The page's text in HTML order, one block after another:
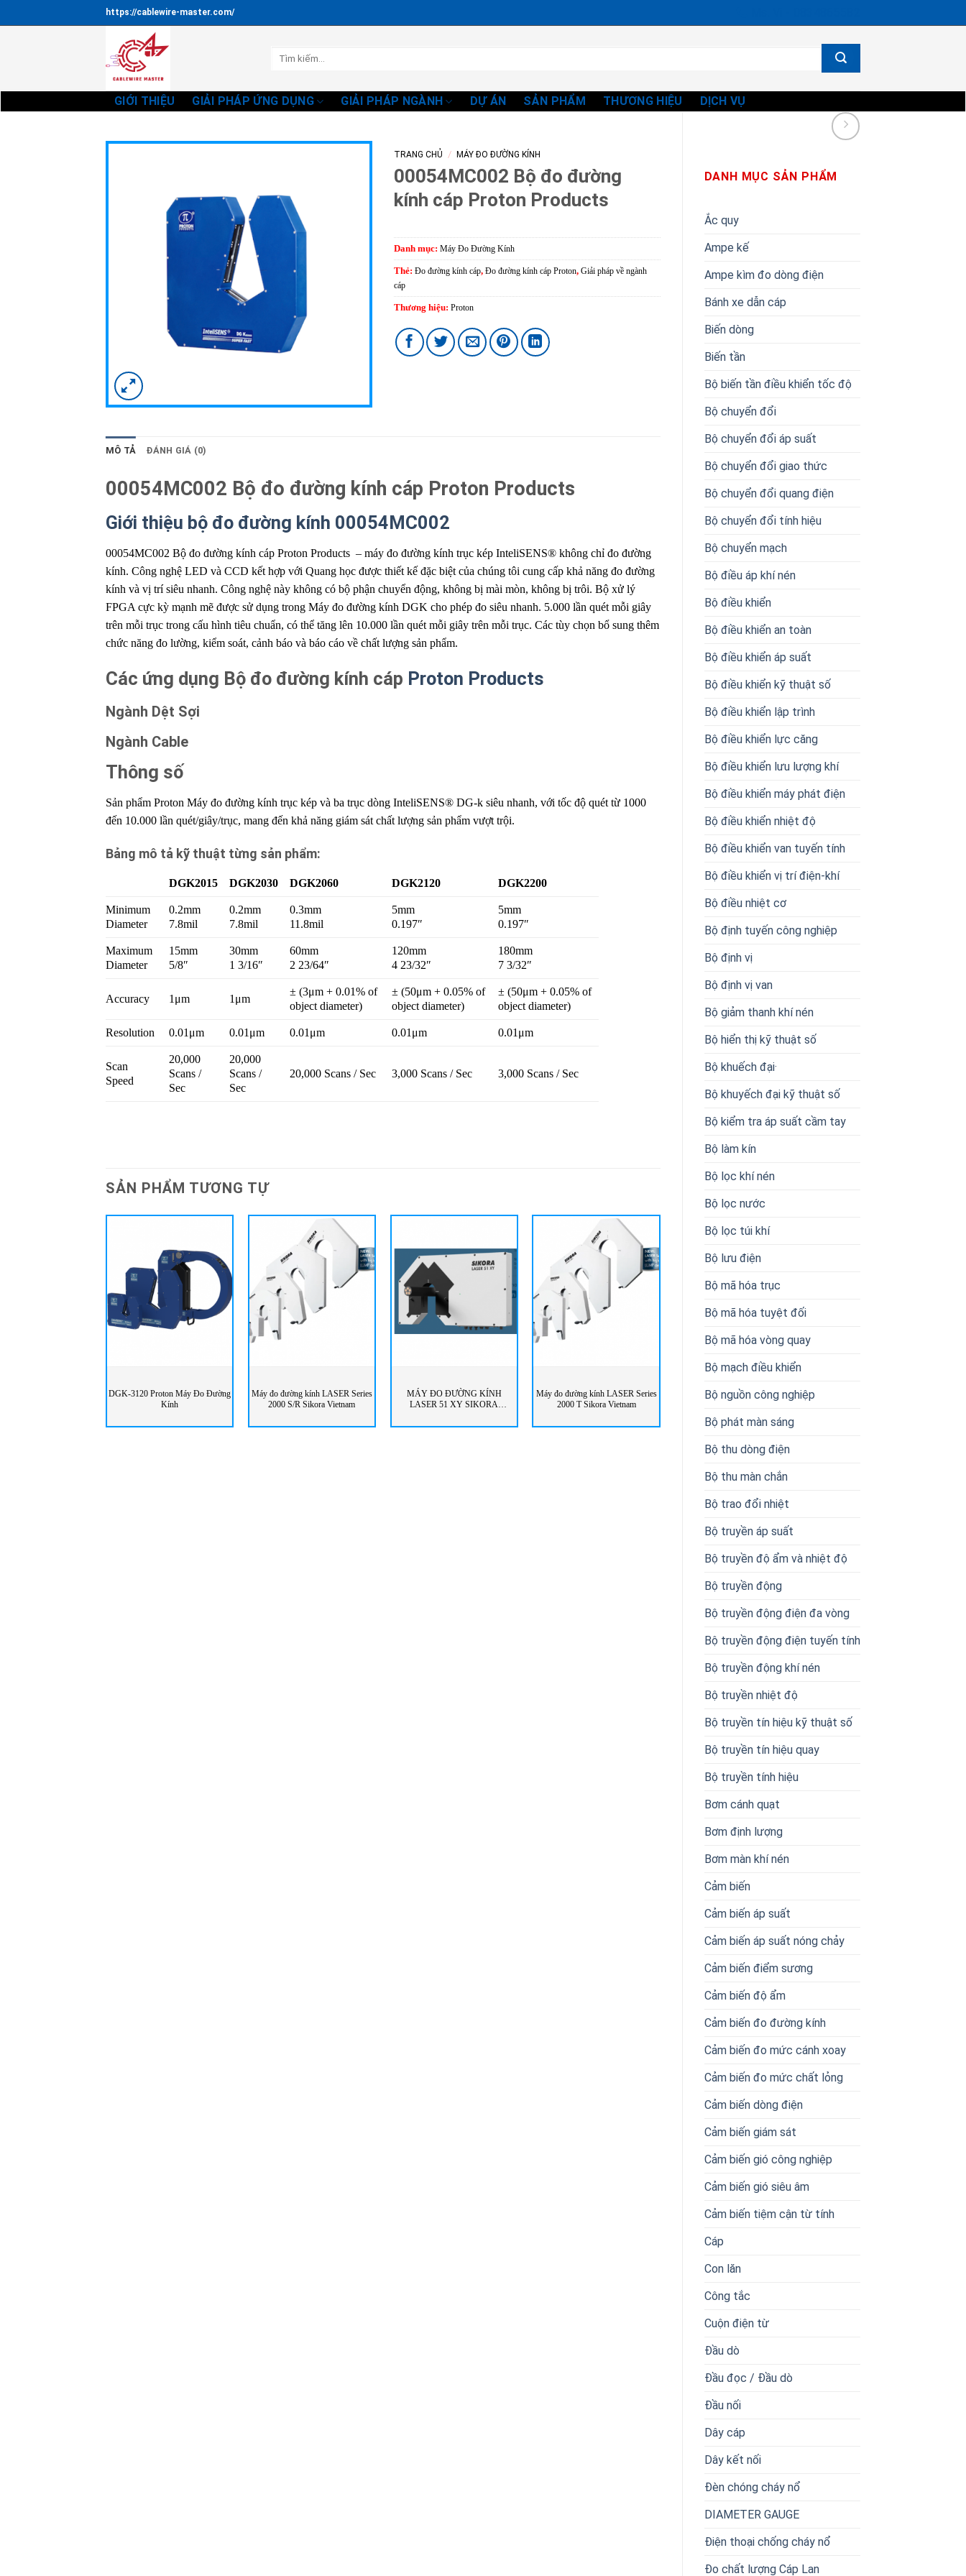
qua
https://cablewire-master.com/
GIỚI THIỆU GIẢI PHÁP ỨNG DỤNG GIẢI PHÁP NGÀNH DỰ ÁN SẢN PHẨM THƯƠNG HIỆU DỊCH VỤ
DANH MỤC SẢN PHẨM
Ắc quy
Ampe kế
Ampe kìm đo dòng điện
Bánh xe dẫn cáp
Biến dòng
Biến tần
Bộ biến tần điều khiển tốc độ
Bộ chuyển đổi
Bộ chuyển đổi áp suất
Bộ chuyển đổi giao thức
Bộ chuyển đổi quang điện
Bộ chuyển đổi tính hiệu
Bộ chuyển mạch
Bộ điều áp khí nén
Bộ điều khiển
Bộ điều khiển an toàn
Bộ điều khiển áp suất
Bộ điều khiển kỹ thuật số
Bộ điều khiển lập trình
Bộ điều khiển lực căng
Bộ điều khiển lưu lượng khí
Bộ điều khiển máy phát điện
Bộ điều khiển nhiệt độ
Bộ điều khiển van tuyến tính
Bộ điều khiển vị trí điện-khí
Bộ điều nhiệt cơ
Bộ định tuyến công nghiệp
Bộ định vị
Bộ định vị van
Bộ giảm thanh khí nén
Bộ hiển thị kỹ thuật số
Bộ khuếch đại·
Bộ khuyếch đại kỹ thuật số
Bộ kiểm tra áp suất cầm tay
Bộ làm kín
Bộ lọc khí nén
Bộ lọc nước
Bộ lọc túi khí
Bộ lưu điện
Bộ mã hóa trục
Bộ mã hóa tuyệt đối
Bộ mã hóa vòng quay
Bộ mạch điều khiển
Bộ nguồn công nghiệp
Bộ phát màn sáng
Bộ thu dòng điện
Bộ thu màn chắn
Bộ trao đổi nhiệt
Bộ truyền áp suất
Bộ truyền độ ẩm và nhiệt độ
Bộ truyền động
Bộ truyền động điện đa vòng
Bộ truyền động điện tuyến tính
Bộ truyền động khí nén
Bộ truyền nhiệt độ
Bộ truyền tín hiệu kỹ thuật số
Bộ truyền tín hiệu quay
Bộ truyền tính hiệu
Bơm cánh quạt
Bơm định lượng
Bơm màn khí nén
Cảm biến
Cảm biến áp suất
Cảm biến áp suất nóng chảy
Cảm biến điểm sương
Cảm biến độ ẩm
Cảm biến đo đường kính
Cảm biến đo mức cánh xoay
Cảm biến đo mức chất lỏng
Cảm biến dòng điện
Cảm biến giám sát
Cảm biến gió công nghiệp
Cảm biến gió siêu âm
Cảm biến tiệm cận từ tính
Cáp
Con lăn
Công tắc
Cuộn điện từ
Đầu dò
Đầu đọc / Đầu dò
Đầu nối
Dây cáp
Dây kết nối
Đèn chóng cháy nổ
DIAMETER GAUGE
Điện thoại chống cháy nổ
Đo chất lượng Cáp Lan
TRANG CHỦ / MÁY ĐO ĐƯỜNG KÍNH
00054MC002 Bộ đo đường
kính cáp Proton Products
Danh mục: Máy Đo Đường Kính
Thẻ: Đo đường kính cáp, Đo đường kính cáp Proton, Giải pháp về ngành
cáp
Thương hiệu: Proton
MÔ TẢ ĐÁNH GIÁ (0)
00054MC002 Bộ đo đường kính cáp Proton Products
Giới thiệu bộ đo đường kính 00054MC002
00054MC002 Bộ đo đường kính cáp Proton Products – máy đo đường kính trục kép InteliSENS® không chỉ đo đường
kính. Công nghệ LED và CCD kết hợp với Quang học được thiết kế đặc biệt của chúng tôi cung cấp khả năng đo đường
kính và vị trí siêu nhanh. Công nghệ này không có bộ phận chuyển động, không bị mài mòn, không bị trôi. Bộ xử lý
FPGA cực kỳ mạnh mẽ được sử dụng trong Máy đo đường kính DGK cho phép đo siêu nhanh. 5.000 lần quét mỗi giây
trên mỗi trục trong cấu hình tiêu chuẩn, có thể tăng lên 10.000 lần quét mỗi giây trên mỗi trục. Các tùy chọn bổ sung thêm
chức năng đo lường, kiểm soát, cảnh báo và báo cáo về chất lượng sản phẩm.
Các ứng dụng Bộ đo đường kính cáp Proton Products
Ngành Dệt Sợi
Ngành Cable
Thông số
Sản phẩm Proton Máy đo đường kính trục kép và ba trục dòng InteliSENS® DG-k siêu nhanh, với tốc độ quét từ 1000
đến 10.000 lần quét/giây/trục, mang đến khả năng giám sát chất lượng sản phẩm vượt trội.
Bảng mô tả kỹ thuật từng sản phẩm:
DGK2015 DGK2030 DGK2060 DGK2120 DGK2200
Minimum
Diameter
0.2mm
7.8mil
0.2mm
7.8mil
0.3mm
11.8mil
5mm
0.197″
5mm
0.197″
Maximum
Diameter
15mm
5/8″
30mm
1 3/16″
60mm
2 23/64″
120mm
4 23/32″
180mm
7 3/32″
Accuracy 1μm 1μm
± (3μm + 0.01% of
object diameter)
± (50μm + 0.05% of
object diameter)
± (50μm + 0.05% of
object diameter)
Resolution 0.01μm 0.01μm 0.01μm 0.01μm 0.01μm
Scan
Speed
20,000
Scans /
Sec
20,000
Scans /
Sec
20,000 Scans / Sec 3,000 Scans / Sec 3,000 Scans / Sec
SẢN PHẨM TƯƠNG TỰ
DGK-3120 Proton Máy Đo Đường
Kính
Máy đo đường kính LASER Series
2000 S/R Sikora Vietnam
MÁY ĐO ĐƯỜNG KÍNH
LASER 51 XY SIKORA
Máy đo đường kính LASER Series
2000 T Sikora Vietnam
DGK2120 Proton Máy Đo Đường
Kính